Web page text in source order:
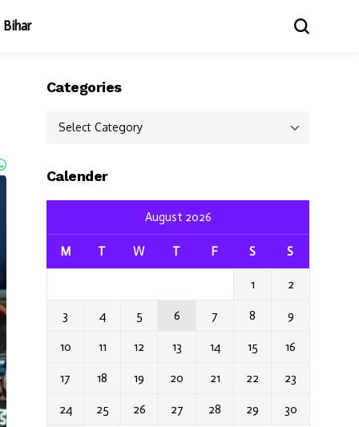
Bihar
Categories
Categories
Calender
August 2026
M T W T F S S
1 2
3 4 5 6 7 8 9
10 11 12 13 14 15 16
17 18 19 20 21 22 23
24 25 26 27 28 29 30